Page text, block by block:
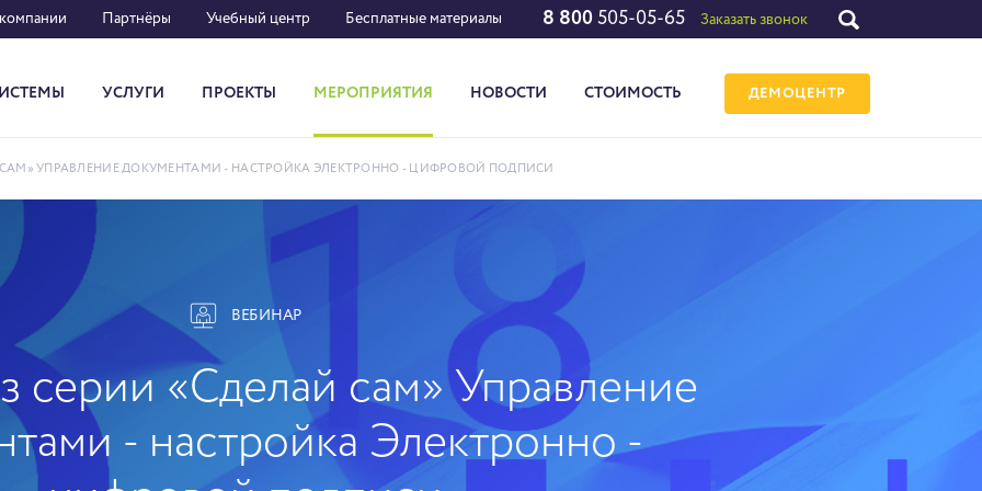
Партнёры Учебный центр Бесплатные материалы 8 800 505-05-65 Заказать звонок
УСЛУГИ ПРОЕКТЫ МЕРОПРИЯТИЯ НОВОСТИ СТОИМОСТЬ ДЕМОЦЕНТР
САМ» УПРАВЛЕНИЕ ДОКУМЕНТАМИ - НАСТРОЙКА ЭЛЕКТРОННО - ЦИФРОВОЙ ПОДПИСИ
ВЕБИНАР
серии «Сделай сам» Управление
- настройка Электронно -